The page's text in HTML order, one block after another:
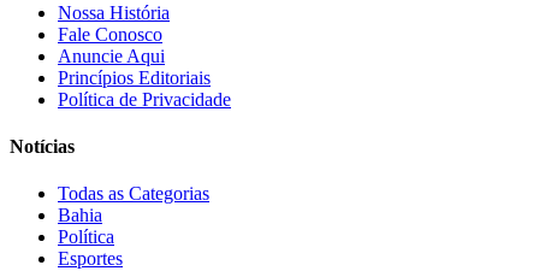
Nossa História
Fale Conosco
Anuncie Aqui
Princípios Editoriais
Política de Privacidade
Notícias
Todas as Categorias
Bahia
Política
Esportes